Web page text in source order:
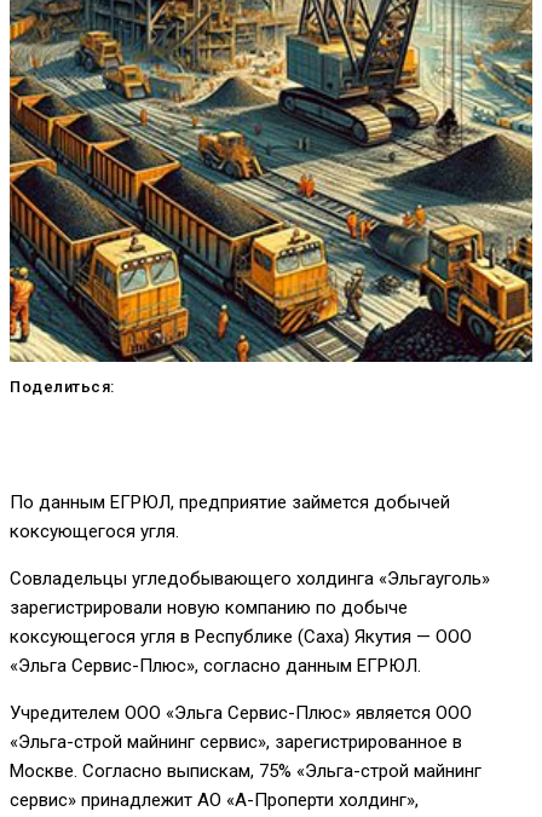
Поделиться:
По данным ЕГРЮЛ, предприятие займется добычей
коксующегося угля.
Совладельцы угледобывающего холдинга «Эльгауголь»
зарегистрировали новую компанию по добыче
коксующегося угля в Республике (Саха) Якутия — ООО
«Эльга Сервис-Плюс», согласно данным ЕГРЮЛ.
Учредителем ООО «Эльга Сервис-Плюс» является ООО
«Эльга-строй майнинг сервис», зарегистрированное в
Москве. Согласно выпискам, 75% «Эльга-строй майнинг
сервис» принадлежит АО «А-Проперти холдинг»,